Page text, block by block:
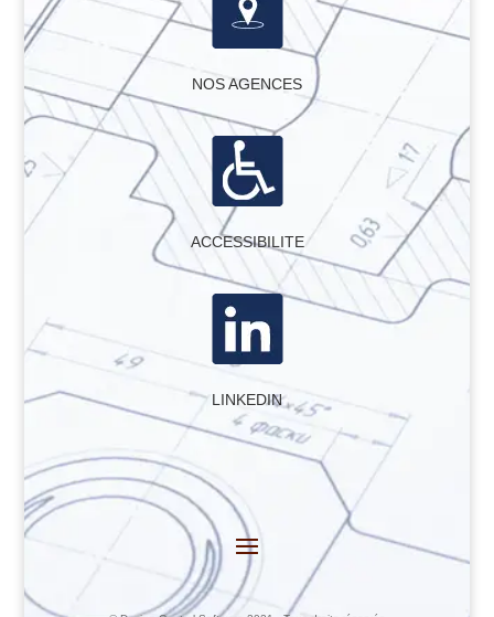
NOS AGENCES
ACCESSIBILITE
LINKEDIN